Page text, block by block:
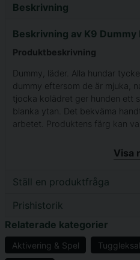
Beskrivning
Beskrivning av K9
Produktbeskrivning
Dummy, läder. Alla hundar
dummy eftersom de är mjuka,
tjocka kolädret ger hunden ett
blanka ytan. Det bekväma
arbetet. Produktens färg kan
Visa
Ställ en produktfråga
question
Prishistorik
Relaterade kategorier
Aktivering & Spel